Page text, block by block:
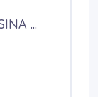
...